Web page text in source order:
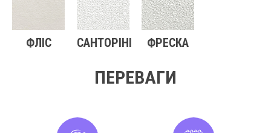
ФЛІС САНТОРІНІ ФРЕСКА
ПЕРЕВАГИ